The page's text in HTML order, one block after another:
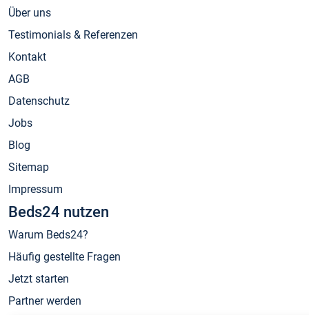
Über uns
Testimonials & Referenzen
Kontakt
AGB
Datenschutz
Jobs
Blog
Sitemap
Impressum
Beds24 nutzen
Warum Beds24?
Häufig gestellte Fragen
Jetzt starten
Partner werden